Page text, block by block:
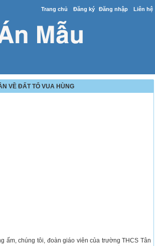
Trang chủ Đăng ký Đăng nhập Liên hệ
VỀ ĐẤT TỔ VUA HÙNG
ấm, chúng tôi, đoàn giáo viên của trường THCS Tân